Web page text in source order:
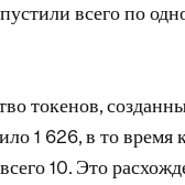
всего по
токенов,
1 626, в то время
10. Это